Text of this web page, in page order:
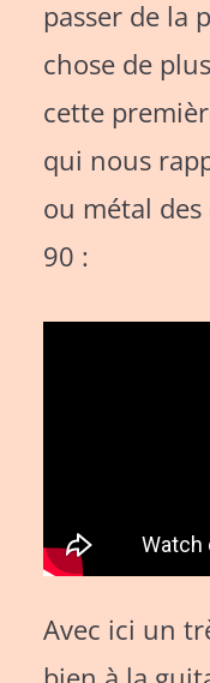
passer de la
chose de
cette
qui nous
ou métal
90 :
Avec ici un